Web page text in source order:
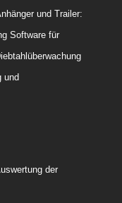
und Trailer:
Software für
und
der